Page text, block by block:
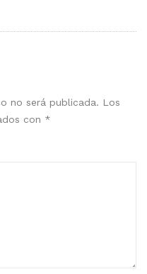
no será publicada. Los
con *